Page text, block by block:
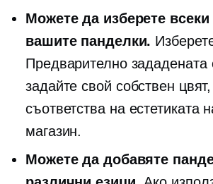
Можете да изберете всеки
вашите панделки.
Предварително зададената
задайте свой собствен
съответства на естетиката
магазин.
Можете да добавяте